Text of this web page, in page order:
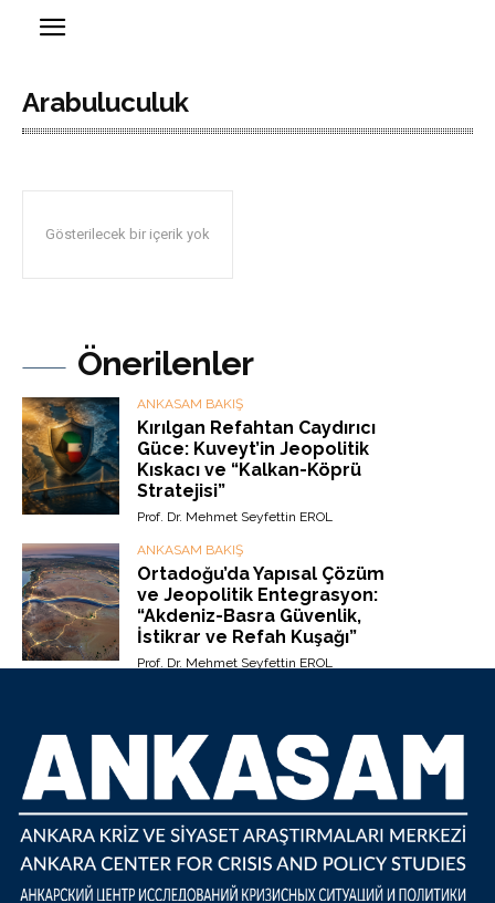
Arabuluculuk
Gösterilecek bir içerik yok
Önerilenler
ANKASAM BAKIŞ
Kırılgan Refahtan Caydırıcı
Güce: Kuveyt’in Jeopolitik
Kıskacı ve “Kalkan-Köprü
Stratejisi”
Prof. Dr. Mehmet Seyfettin EROL
ANKASAM BAKIŞ
Ortadoğu’da Yapısal Çözüm
ve Jeopolitik Entegrasyon:
“Akdeniz-Basra Güvenlik,
İstikrar ve Refah Kuşağı”
Prof. Dr. Mehmet Seyfettin EROL